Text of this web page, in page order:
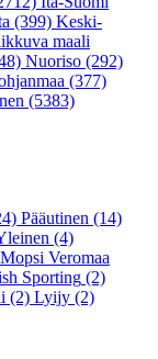
(399) Keski-
maali
Nuoriso (292)
(377)
(5383)
Pääutinen (14)
(4)
Mopsi Veromaa
Sporting (2)
(2) Lyijy (2)